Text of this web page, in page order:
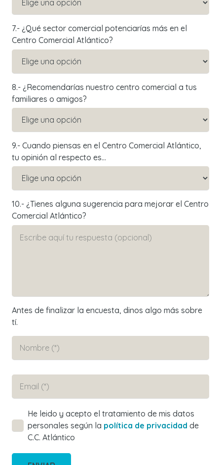
7.- ¿Qué sector comercial potenciarías más en el
Centro Comercial Atlántico?
8.- ¿Recomendarías nuestro centro comercial a tus
familiares o amigos?
9.- Cuando piensas en el Centro Comercial Atlántico,
tu opinión al respecto es...
10.- ¿Tienes alguna sugerencia para mejorar el Centro
Comercial Atlántico?
Antes de finalizar la encuesta, dinos algo más sobre
tí.
He leido y acepto el tratamiento de mis datos
personales según la política de privacidad de
C.C. Atlántico